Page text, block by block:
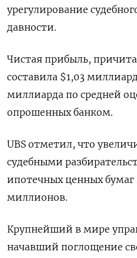
урегулирование
давности.
Чистая прибыль,
составила $1,03
миллиарда по средней
опрошенных банком.
UBS отметил, что
судебными
ипотечных ценных
миллионов.
Крупнейший в мире
начавший поглощение